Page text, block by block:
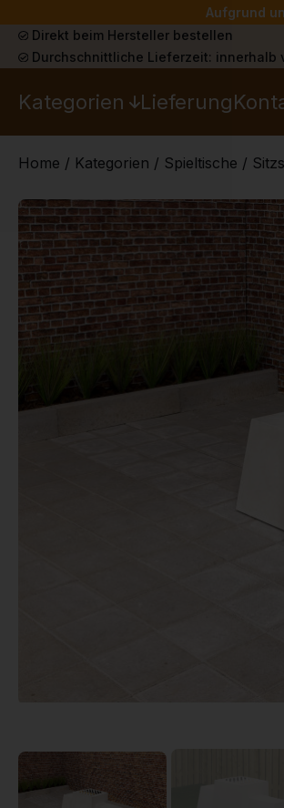
Aufgrund
Direkt beim Hersteller bestellen
Durchschnittliche Lieferzeit: innerhalb
Kategorien Lieferung
Home / Kategorien / Spieltische /